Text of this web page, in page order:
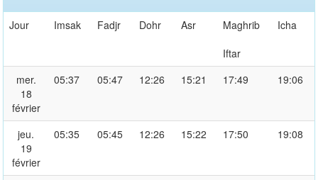
Jour Imsak Fadjr Dohr Asr
Maghrib
Iftar
Icha
mer.
18
février
05:37 05:47 12:26 15:21 17:49 19:06
jeu.
19
février
05:35 05:45 12:26 15:22 17:50 19:08